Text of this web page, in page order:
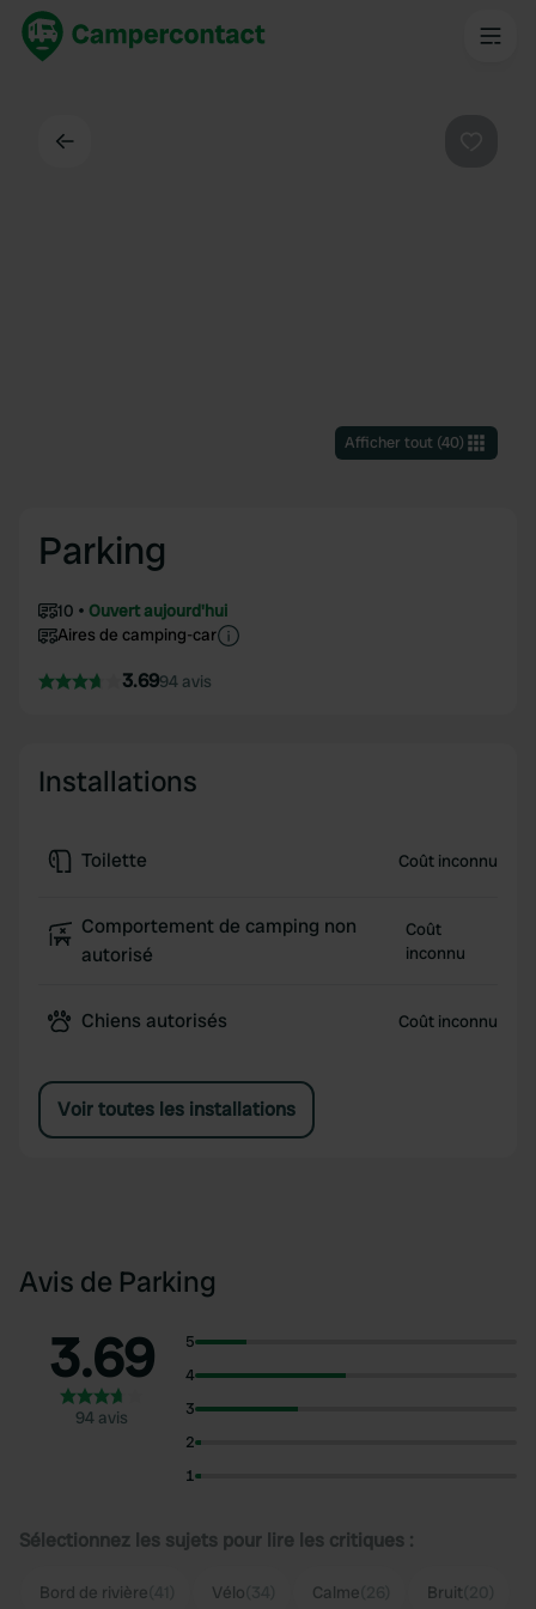
Afficher tout(40)
Parking
10
Ouvert aujourd'hui
Aires de camping-car
3.6994 avis
Installations
Toilette Coût inconnu
Comportement de camping non
autorisé
Coût
inconnu
Chiens autorisés Coût inconnu
Voir toutes les installations
Avis de Parking
3.69
94 avis
5
4
3
2
1
Sélectionnez les sujets pour lire les critiques :
Bord de rivière Vélo Calme Bruit